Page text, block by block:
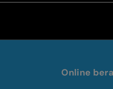
Online